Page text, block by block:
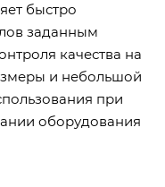
быстро
заданным
качества на
и небольшой
при
оборудования